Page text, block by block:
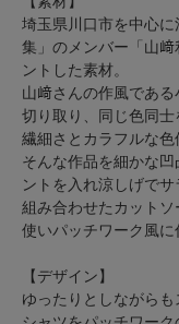
埼玉県川口市を中心
集」のメンバー「山
ントした素材。
山﨑さんの作風であ
切り取り、同じ色同士
繊細さとカラフルな色
そんな作品を細かな
ントを入れ涼しげでサ
組み合わせたカット
使いパッチワーク風に
【デザイン】
ゆったりとしながら